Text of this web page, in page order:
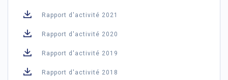
Rapport d'activité 2021
Rapport d'activité 2020
Rapport d'activité 2019
Rapport d'activité 2018